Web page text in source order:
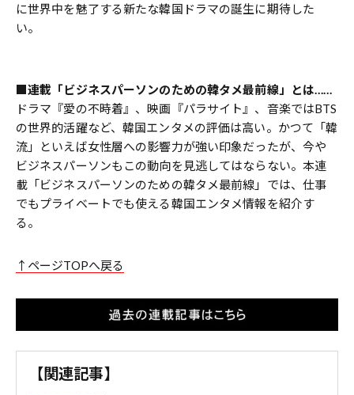
に世界中を魅了する新たな韓国ドラマの誕生に期待した
い。
■連載「ビジネスパーソンのための韓タメ最前線」とは……
ドラマ『愛の不時着』、映画『パラサイト』、音楽ではBTS
の世界的活躍など、韓国エンタメの評価は高い。かつて「韓
流」といえば女性層への影響力が強い印象だったが、今や
ビジネスパーソンもこの動向を見逃してはならない。本連
載「ビジネスパーソンのための韓タメ最前線」では、仕事
でもプライベートでも使える韓国エンタメ情報を紹介す
る。
↑ページTOPへ戻る
【関連記事】